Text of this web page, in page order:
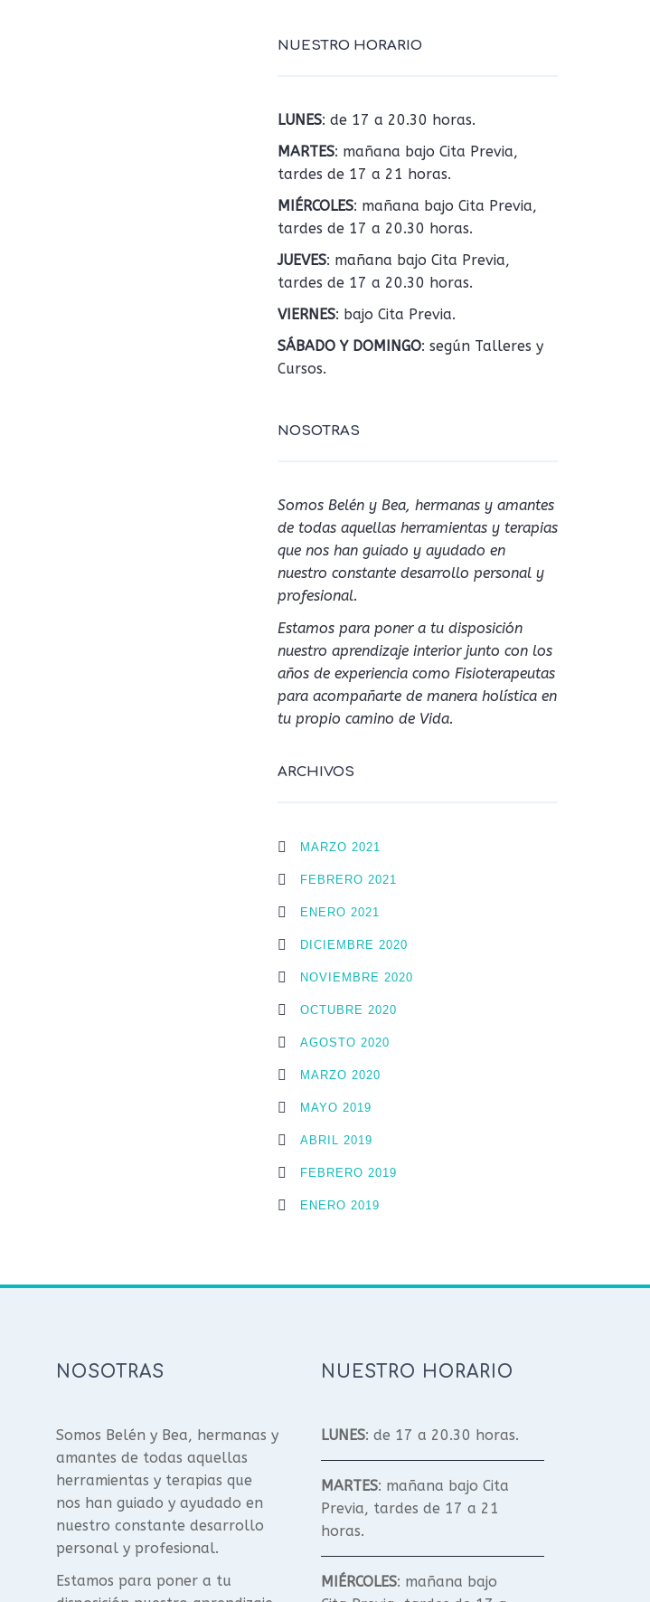
NUESTRO HORARIO
LUNES: de 17 a 20.30 horas.
MARTES: mañana bajo Cita Previa,
tardes de 17 a 21 horas.
MIÉRCOLES: mañana bajo Cita Previa,
tardes de 17 a 20.30 horas.
JUEVES: mañana bajo Cita Previa,
tardes de 17 a 20.30 horas.
VIERNES: bajo Cita Previa.
SÁBADO Y DOMINGO: según Talleres y
Cursos.
NOSOTRAS
Somos Belén y Bea, hermanas y amantes
de todas aquellas herramientas y terapias
que nos han guiado y ayudado en
nuestro constante desarrollo personal y
profesional.
Estamos para poner a tu disposición
nuestro aprendizaje interior junto con los
años de experiencia como Fisioterapeutas
para acompañarte de manera holística en
tu propio camino de Vida.
ARCHIVOS
MARZO 2021
FEBRERO 2021
ENERO 2021
DICIEMBRE 2020
NOVIEMBRE 2020
OCTUBRE 2020
AGOSTO 2020
MARZO 2020
MAYO 2019
ABRIL 2019
FEBRERO 2019
ENERO 2019
NOSOTRAS
Somos Belén y Bea, hermanas y
amantes de todas aquellas
herramientas y terapias que
nos han guiado y ayudado en
nuestro constante desarrollo
personal y profesional.
Estamos para poner a tu
NUESTRO HORARIO
LUNES: de 17 a 20.30 horas.
MARTES: mañana bajo Cita
Previa, tardes de 17 a 21
horas.
MIÉRCOLES: mañana bajo